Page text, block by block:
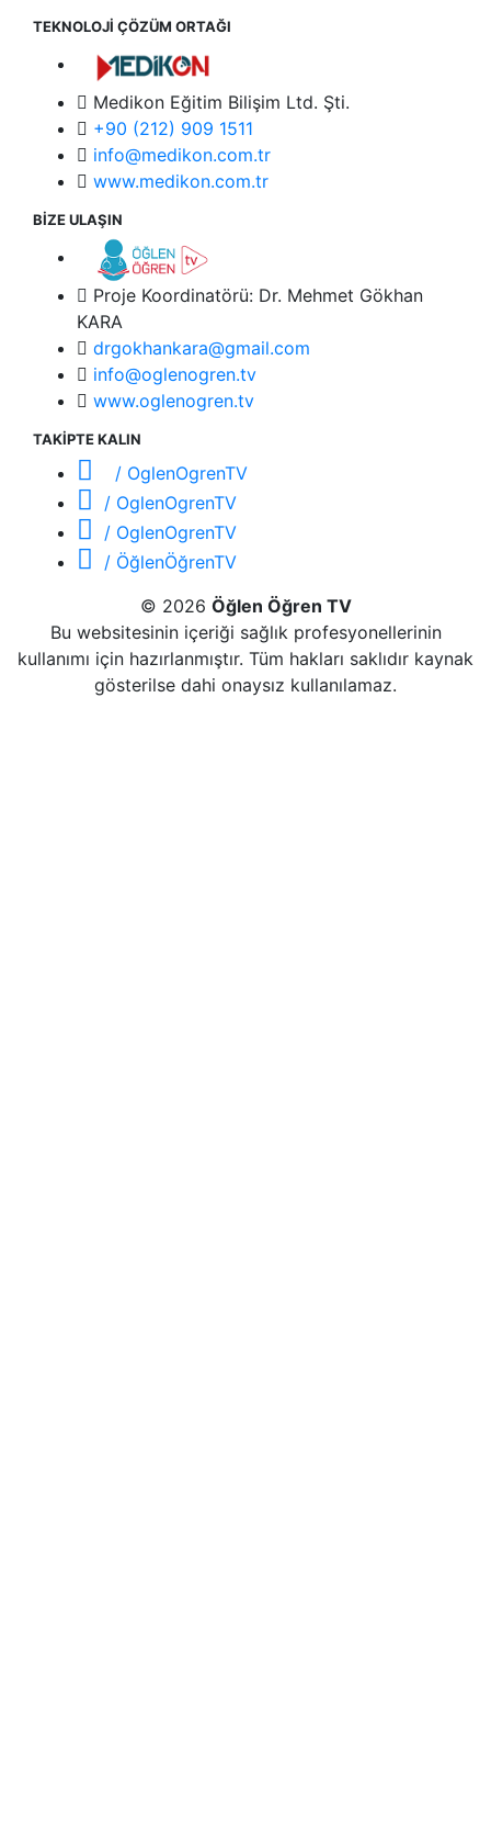
TEKNOLOJİ ÇÖZÜM ORTAĞI
Medikon Eğitim Bilişim Ltd. Şti.
+90 (212) 909 1511
info@medikon.com.tr
www.medikon.com.tr
BİZE ULAŞIN
Proje Koordinatörü: Dr. Mehmet Gökhan
KARA
drgokhankara@gmail.com
info@oglenogren.tv
www.oglenogren.tv
TAKİPTE KALIN
/ OglenOgrenTV
/ OglenOgrenTV
/ OglenOgrenTV
/ ÖğlenÖğrenTV
© 2026 Öğlen Öğren TV
Bu websitesinin içeriği sağlık profesyonellerinin
kullanımı için hazırlanmıştır. Tüm hakları saklıdır kaynak
gösterilse dahi onaysız kullanılamaz.